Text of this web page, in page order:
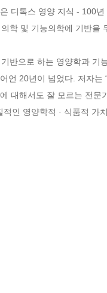
디톡스 영양 지식 - 100
학 및 기능의학에 기반을
반으로 하는 영양학과
언 20년이 넘었다. 저자
대해서도 잘 모르는 전
인 영양학적 · 식품적 가